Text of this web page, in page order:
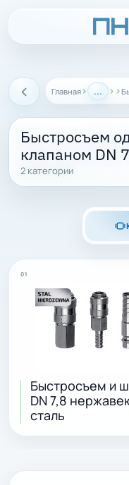
Назад Главная › ... › ›
Быстросъем
клапаном DN
2 категории
01
Быстросъем и
DN 7,8
сталь